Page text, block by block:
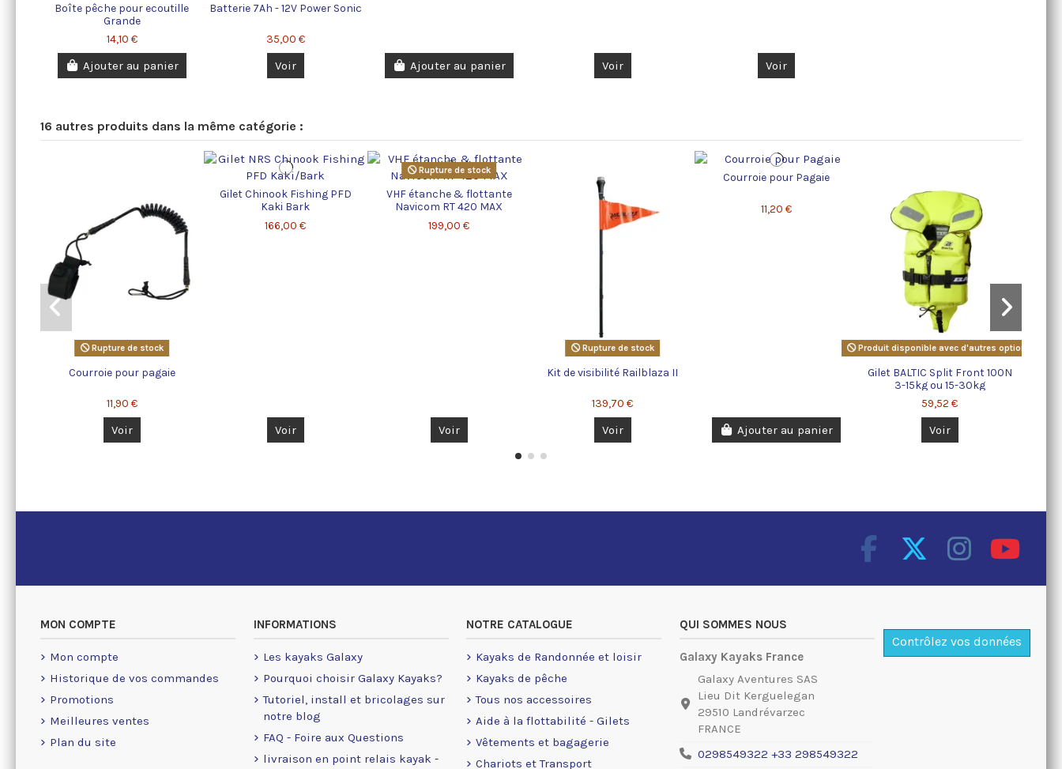
Boîte pêche pour ecoutille
Grande
14,10 €
Ajouter au panier
Batterie 7Ah - 12V Power Sonic
35,00 €
Voir Ajouter au panier Voir Voir
16 autres produits dans la même catégorie :
Rupture de stock
Courroie pour pagaie
11,90 €
Voir
Gilet Chinook Fishing PFD
Kaki Bark
166,00 €
Voir
Rupture de stock
VHF étanche & flottante
Navicom RT 420 MAX
199,00 €
Voir
Rupture de stock
Kit de visibilité Railblaza II
139,70 €
Voir
Courroie pour Pagaie
11,20 €
Ajouter au panier
Produit disponible avec d'autres options
Gilet BALTIC Split Front 100N
3-15kg ou 15-30kg
59,52 €
Voir
MON COMPTE
Mon compte
Historique de vos commandes
Promotions
Meilleures ventes
Plan du site
INFORMATIONS
Les kayaks Galaxy
Pourquoi choisir Galaxy Kayaks?
Tutoriel, install et bricolages sur
notre blog
FAQ - Foire aux Questions
livraison en point relais kayak -
NOTRE CATALOGUE
Kayaks de Randonnée et loisir
Kayaks de pêche
Tous nos accessoires
Aide à la flottabilité - Gilets
Vêtements et bagagerie
Chariots et Transport
QUI SOMMES NOUS
Galaxy Kayaks France
Galaxy Aventures SAS
Lieu Dit Kerguelegan
29510 Landrévarzec
FRANCE
0298549322 +33 298549322
Contrôlez vos données